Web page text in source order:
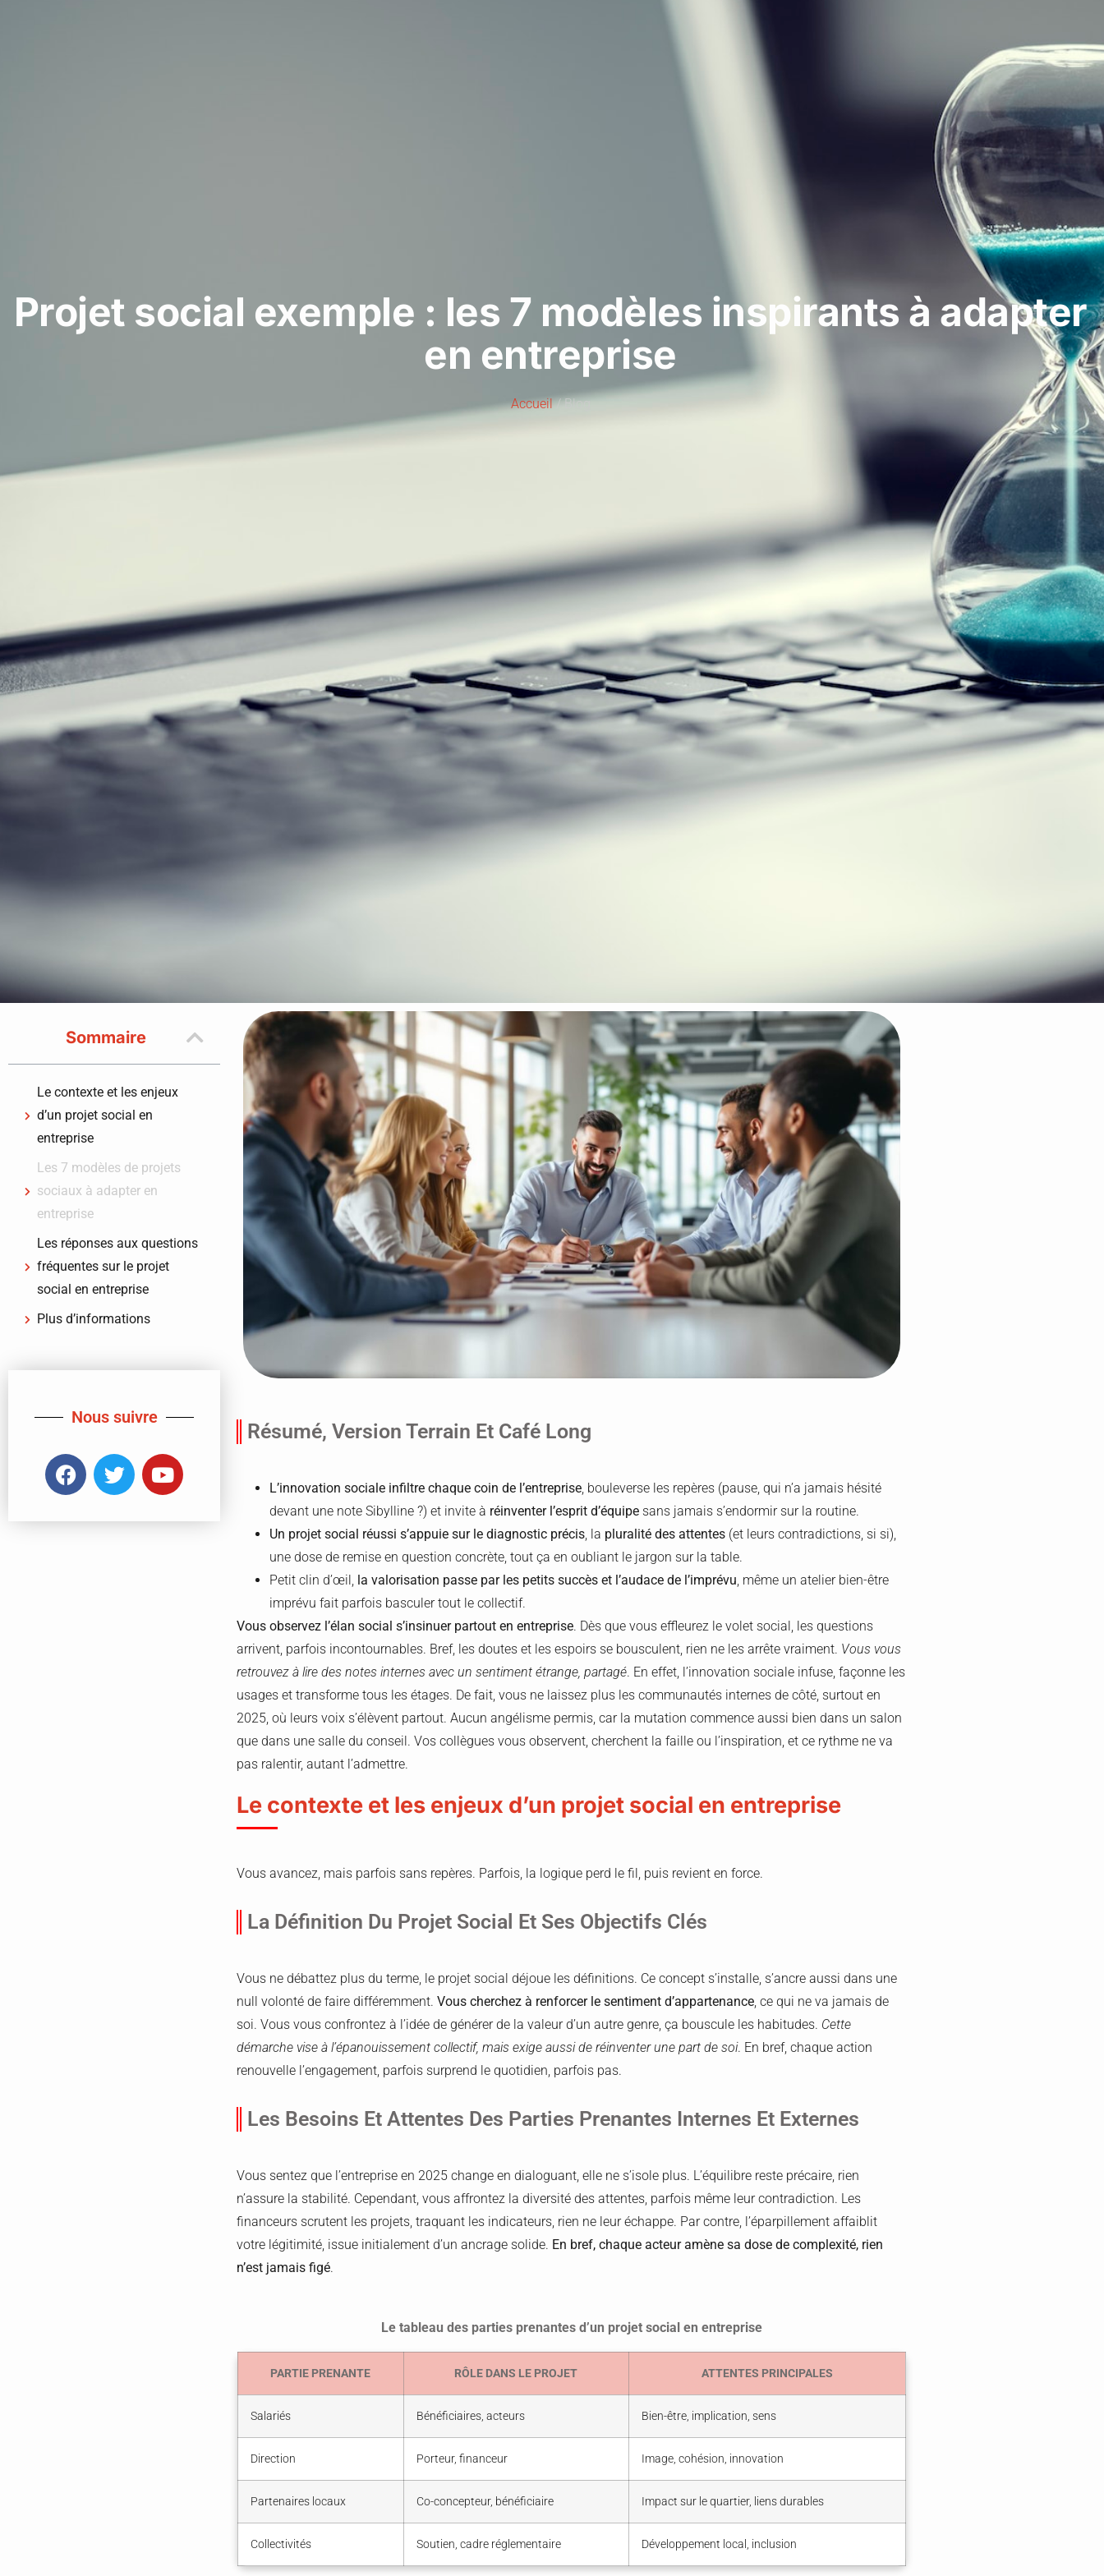
Projet social exemple : les 7 modèles inspirants à adapter
en entreprise
Accueil/ Blog
Sommaire
Le contexte et les enjeux
d’un projet social en
entreprise
Les 7 modèles de projets
sociaux à adapter en
entreprise
Les réponses aux questions
fréquentes sur le projet
social en entreprise
Plus d’informations
Nous suivre
Résumé, Version Terrain Et Café Long
L’innovation sociale infiltre chaque coin de l’entreprise, bouleverse les repères (pause, qui n’a jamais hésité
devant une note Sibylline ?) et invite à réinventer l’esprit d’équipe sans jamais s’endormir sur la routine.
Un projet social réussi s’appuie sur le diagnostic précis, la pluralité des attentes (et leurs contradictions, si si),
une dose de remise en question concrète, tout ça en oubliant le jargon sur la table.
Petit clin d’œil, la valorisation passe par les petits succès et l’audace de l’imprévu, même un atelier bien-être
imprévu fait parfois basculer tout le collectif.
Vous observez l’élan social s’insinuer partout en entreprise. Dès que vous effleurez le volet social, les questions
arrivent, parfois incontournables. Bref, les doutes et les espoirs se bousculent, rien ne les arrête vraiment. Vous vous
retrouvez à lire des notes internes avec un sentiment étrange, partagé. En effet, l’innovation sociale infuse, façonne les
usages et transforme tous les étages. De fait, vous ne laissez plus les communautés internes de côté, surtout en
2025, où leurs voix s’élèvent partout. Aucun angélisme permis, car la mutation commence aussi bien dans un salon
que dans une salle du conseil. Vos collègues vous observent, cherchent la faille ou l’inspiration, et ce rythme ne va
pas ralentir, autant l’admettre.
Le contexte et les enjeux d’un projet social en entreprise
Vous avancez, mais parfois sans repères. Parfois, la logique perd le fil, puis revient en force.
La Définition Du Projet Social Et Ses Objectifs Clés
Vous ne débattez plus du terme, le projet social déjoue les définitions. Ce concept s’installe, s’ancre aussi dans une
null volonté de faire différemment.Vous cherchez à renforcer le sentiment d’appartenance, ce qui ne va jamais de
soi. Vous vous confrontez à l’idée de générer de la valeur d’un autre genre, ça bouscule les habitudes. Cette
démarche vise à l’épanouissement collectif, mais exige aussi de réinventer une part de soi. En bref, chaque action
renouvelle l’engagement, parfois surprend le quotidien, parfois pas.
Les Besoins Et Attentes Des Parties Prenantes Internes Et Externes
Vous sentez que l’entreprise en 2025 change en dialoguant, elle ne s’isole plus. L’équilibre reste précaire, rien
n’assure la stabilité. Cependant, vous affrontez la diversité des attentes, parfois même leur contradiction. Les
financeurs scrutent les projets, traquant les indicateurs, rien ne leur échappe. Par contre, l’éparpillement affaiblit
votre légitimité, issue initialement d’un ancrage solide. En bref, chaque acteur amène sa dose de complexité, rien
n’est jamais figé.
Le tableau des parties prenantes d’un projet social en entreprise
PARTIE PRENANTE RÔLE DANS LE PROJET ATTENTES PRINCIPALES
Salariés Bénéficiaires, acteurs Bien-être, implication, sens
Direction Porteur, financeur Image, cohésion, innovation
Partenaires locaux Co-concepteur, bénéficiaire Impact sur le quartier, liens durables
Collectivités Soutien, cadre réglementaire Développement local, inclusion